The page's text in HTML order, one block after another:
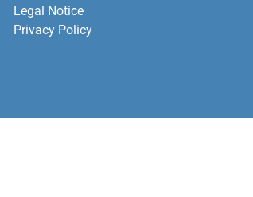
Legal Notice
Privacy Policy